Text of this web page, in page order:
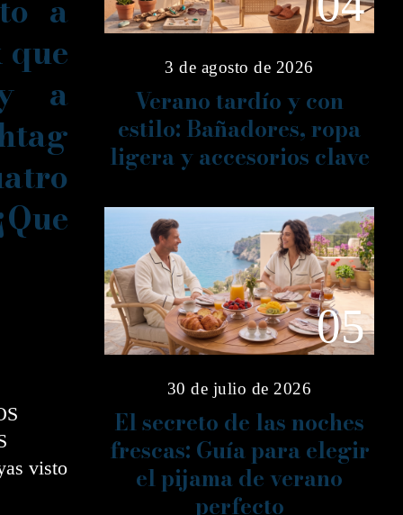
a
a
visto
3 de agosto de 2026
Verano tardío y con
estilo: Bañadores, ropa
ligera y accesorios clave
05
30 de julio de 2026
El secreto de las noches
frescas: Guía para elegir
el pijama de verano
perfecto